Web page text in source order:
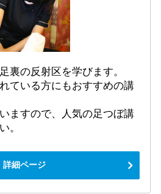
裏の反射区を学びます。
ている方にもおすすめの講
ますので、人気の足つぼ講
。
詳細ページ